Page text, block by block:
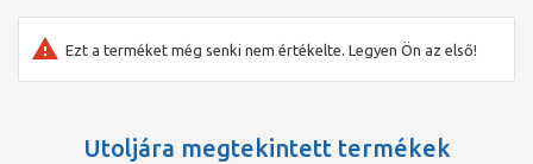
Ezt a terméket még senki nem értékelte. Legyen Ön az első!
Utoljára megtekintett termékek